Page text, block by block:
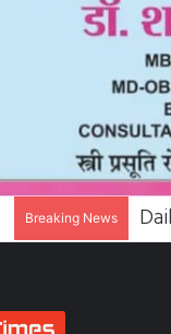
Breaking News